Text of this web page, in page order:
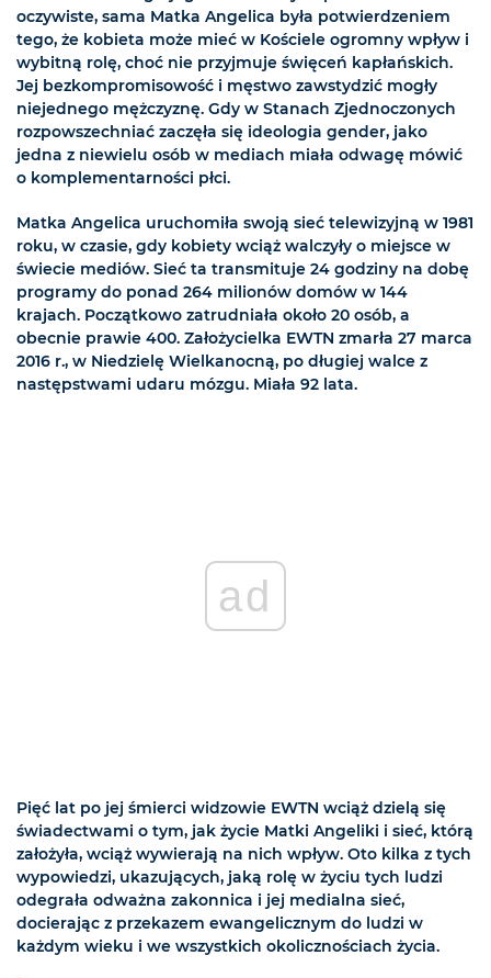
oczywiste, sama Matka Angelica była potwierdzeniem
tego, że kobieta może mieć w Kościele ogromny wpływ i
wybitną rolę, choć nie przyjmuje święceń kapłańskich.
Jej bezkompromisowość i męstwo zawstydzić mogły
niejednego mężczyznę. Gdy w Stanach Zjednoczonych
rozpowszechniać zaczęła się ideologia gender, jako
jedna z niewielu osób w mediach miała odwagę mówić
o komplementarności płci.
Matka Angelica uruchomiła swoją sieć telewizyjną w 1981
roku, w czasie, gdy kobiety wciąż walczyły o miejsce w
świecie mediów. Sieć ta transmituje 24 godziny na dobę
programy do ponad 264 milionów domów w 144
krajach. Początkowo zatrudniała około 20 osób, a
obecnie prawie 400. Założycielka EWTN zmarła 27 marca
2016 r., w Niedzielę Wielkanocną, po długiej walce z
następstwami udaru mózgu. Miała 92 lata.
ad
Pięć lat po jej śmierci widzowie EWTN wciąż dzielą się
świadectwami o tym, jak życie Matki Angeliki i sieć, którą
założyła, wciąż wywierają na nich wpływ. Oto kilka z tych
wypowiedzi, ukazujących, jaką rolę w życiu tych ludzi
odegrała odważna zakonnica i jej medialna sieć,
docierając z przekazem ewangelicznym do ludzi w
każdym wieku i we wszystkich okolicznościach życia.